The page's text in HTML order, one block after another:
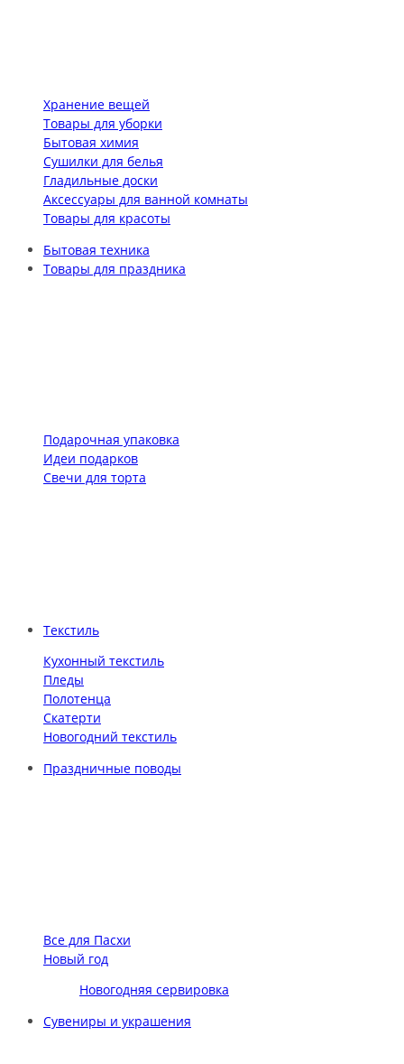
Хранение вещей
Товары для уборки
Бытовая химия
Сушилки для белья
Гладильные доски
Аксессуары для ванной комнаты
Товары для красоты
Бытовая техника
Товары для праздника
Подарочная упаковка
Идеи подарков
Свечи для торта
Текстиль
Кухонный текстиль
Пледы
Полотенца
Скатерти
Новогодний текстиль
Праздничные поводы
Все для Пасхи
Новый год
Новогодняя сервировка
Сувениры и украшения